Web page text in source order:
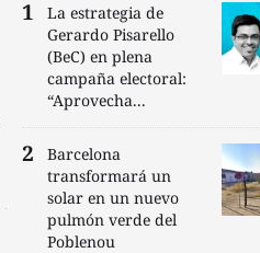
La estrategia de
Gerardo Pisarello
(BeC) en plena
campaña electoral:
“Aprovecha...
Barcelona
transformará un
solar en un nuevo
pulmón verde del
Poblenou